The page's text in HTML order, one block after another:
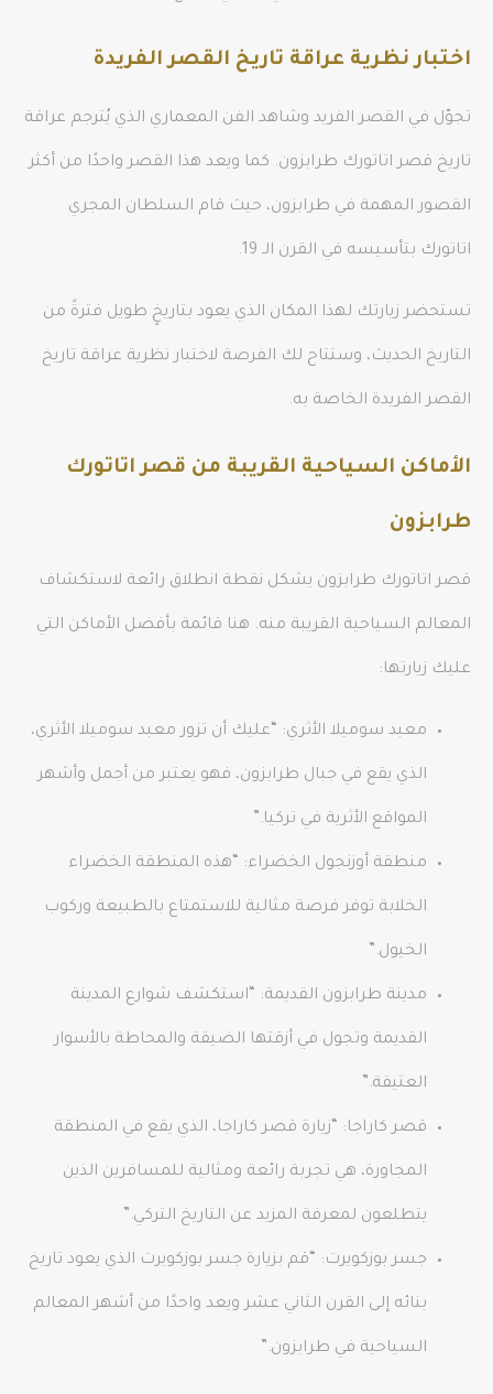
اختبار نظرية عراقة تاريخ القصر الفريدة
تجوّل في القصر الفريد وشاهد الفن المعماري الذي يُترجم عراقة
تاريخ قصر اتاتورك طرابزون. كما ويعد هذا القصر واحدًا من أكثر
القصور المهمة في طرابزون، حيث قام السلطان المجري
اتاتورك بتأسيسه في القرن الـ 19.
تستحضر زيارتك لهذا المكان الذي يعود بتاريخٍ طويل فترةً من
التاريخ الحديث، وستتاح لك الفرصة لاختبار نظرية عراقة تاريخ
القصر الفريدة الخاصة به.
الأماكن السياحية القريبة من قصر اتاتورك
طرابزون
قصر اتاتورك طرابزون يشكل نقطة انطلاق رائعة لاستكشاف
المعالم السياحية القريبة منه. هنا قائمة بأفضل الأماكن التي
عليك زيارتها:
معبد سوميلا الأثري: “عليك أن تزور معبد سوميلا الأثري،
الذي يقع في جبال طرابزون، فهو يعتبر من أجمل وأشهر
المواقع الأثرية في تركيا.”
منطقة أوزنجول الخضراء: “هذه المنطقة الخضراء
الخلابة توفر فرصة مثالية للاستمتاع بالطبيعة وركوب
الخيول.”
مدينة طرابزون القديمة: “استكشف شوارع المدينة
القديمة وتجول في أزقتها الضيقة والمحاطة بالأسوار
العتيقة.”
قصر كاراجا: “زيارة قصر كاراجا، الذي يقع في المنطقة
المجاورة، هي تجربة رائعة ومثالية للمسافرين الذين
يتطلعون لمعرفة المزيد عن التاريخ التركي.”
جسر بوزكويرت: “قم بزيارة جسر بوزكويرت الذي يعود تاريخ
بنائه إلى القرن الثاني عشر ويعد واحدًا من أشهر المعالم
السياحية في طرابزون.”